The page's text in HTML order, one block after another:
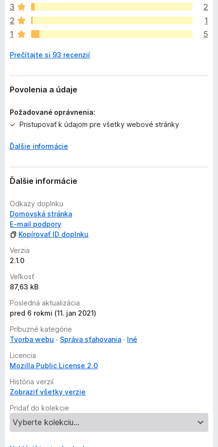
n
o
k
z
t
a
ľ
i
o
o
d
o
t
e
n
ý
3
2
2
1
1
5
Prečítajte si 93 recenzií
Povolenia a údaje
Požadované oprávnenia:
Pristupovať k údajom pre všetky webové stránky
Ďalšie informácie
Ďalšie informácie
Odkazy doplnku
Domovská stránka
E‑mail podpory
Kopírovať ID doplnku
Verzia
2.1.0
Veľkosť
87,63 kB
Posledná aktualizácia
pred 6 rokmi (11. jan 2021)
Príbuzné kategórie
Tvorba webu
Správa sťahovania
Iné
Licencia
Mozilla Public License 2.0
História verzií
Zobraziť všetky verzie
Pridať do kolekcie